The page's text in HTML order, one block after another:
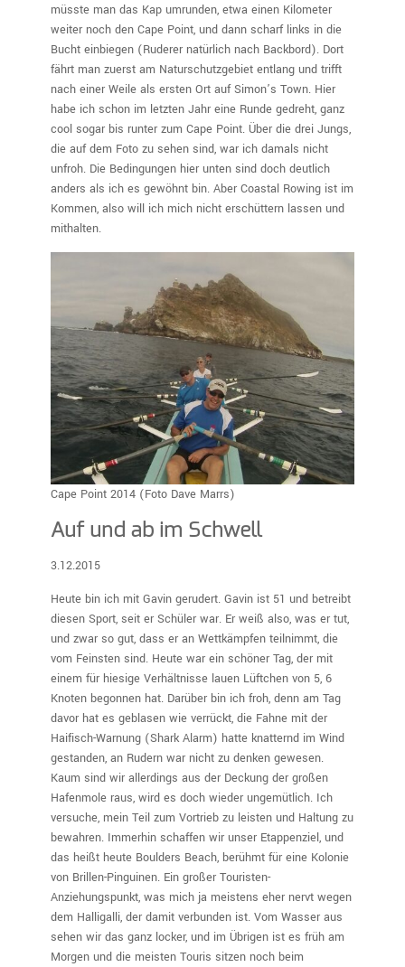
müsste man das Kap umrunden, etwa einen Kilometer
weiter noch den Cape Point, und dann scharf links in die
Bucht einbiegen (Ruderer natürlich nach Backbord). Dort
fährt man zuerst am Naturschutzgebiet entlang und trifft
nach einer Weile als ersten Ort auf Simon’s Town. Hier
habe ich schon im letzten Jahr eine Runde gedreht, ganz
cool sogar bis runter zum Cape Point. Über die drei Jungs,
die auf dem Foto zu sehen sind, war ich damals nicht
unfroh. Die Bedingungen hier unten sind doch deutlich
anders als ich es gewöhnt bin. Aber Coastal Rowing ist im
Kommen, also will ich mich nicht erschüttern lassen und
mithalten.
Cape Point 2014 (Foto Dave Marrs)
Auf und ab im Schwell
3.12.2015
Heute bin ich mit Gavin gerudert. Gavin ist 51 und betreibt
diesen Sport, seit er Schüler war. Er weiß also, was er tut,
und zwar so gut, dass er an Wettkämpfen teilnimmt, die
vom Feinsten sind. Heute war ein schöner Tag, der mit
einem für hiesige Verhältnisse lauen Lüftchen von 5, 6
Knoten begonnen hat. Darüber bin ich froh, denn am Tag
davor hat es geblasen wie verrückt, die Fahne mit der
Haifisch-Warnung (Shark Alarm) hatte knatternd im Wind
gestanden, an Rudern war nicht zu denken gewesen.
Kaum sind wir allerdings aus der Deckung der großen
Hafenmole raus, wird es doch wieder ungemütlich. Ich
versuche, mein Teil zum Vortrieb zu leisten und Haltung zu
bewahren. Immerhin schaffen wir unser Etappenziel, und
das heißt heute Boulders Beach, berühmt für eine Kolonie
von Brillen-Pinguinen. Ein großer Touristen-
Anziehungspunkt, was mich ja meistens eher nervt wegen
dem Halligalli, der damit verbunden ist. Vom Wasser aus
sehen wir das ganz locker, und im Übrigen ist es früh am
Morgen und die meisten Touris sitzen noch beim